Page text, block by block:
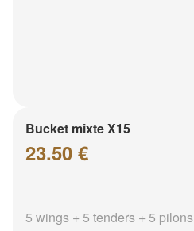
Bucket mixte X15
23.50 €
5 wings + 5 tenders + 5 pilons